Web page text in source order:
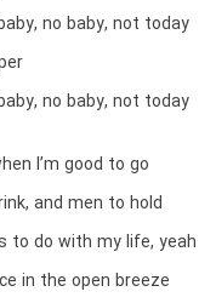
no baby, not today
no baby, not today
I’m good to go
and men to hold
to do with my life, yeah
in the open breeze